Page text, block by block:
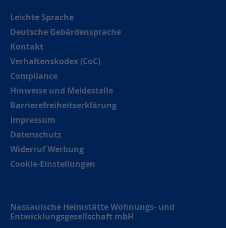
Leichte Sprache
Deutsche Gebärdensprache
Kontakt
Verhaltenskodex (CoC)
Compliance
Hinweise und Meldestelle
Barrierefreiheitserklärung
Impressum
Datenschutz
Widerruf Werbung
Cookie-Einstellungen
Nassauische Heimstätte Wohnungs- und
Entwicklungsgesellschaft mbH